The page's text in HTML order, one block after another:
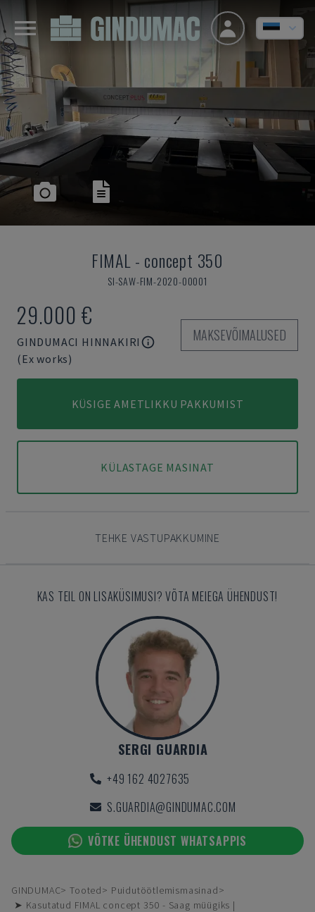
FIMAL - concept 350
SI-SAW-FIM-2020-00001
29.000 €
GINDUMACI HINNAKIRI
(Ex works)
MAKSEVÕIMALUSED
KÜSIGE AMETLIKKU PAKKUMIST
KÜLASTAGE MASINAT
TEHKE VASTUPAKKUMINE
KAS TEIL ON LISAKÜSIMUSI? VÕTA MEIEGA ÜHENDUST!
SERGI GUARDIA
+49 162 4027635
S.GUARDIA@GINDUMAC.COM
VÕTKE ÜHENDUST WHATSAPPIS
GINDUMAC Tooted
Puidutöötlemismasinad
➤ Kasutatud FIMAL concept 350 - Saag müügiks |